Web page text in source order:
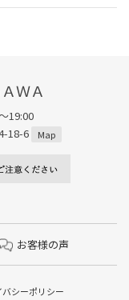
ＷＡ
19:00
18-6
Map
お客様の声
バシーポリシー